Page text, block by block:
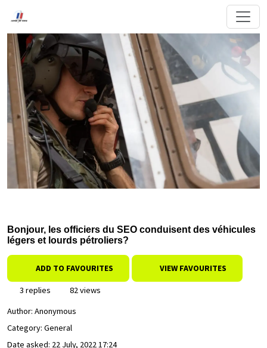
Bonjour, les officiers du SEO conduisent des véhicules
légers et lourds pétroliers?
ADD TO FAVOURITES VIEW FAVOURITES
3 replies
82 views
Author: Anonymous
Category: General
Date asked: 22 July, 2022 17:24